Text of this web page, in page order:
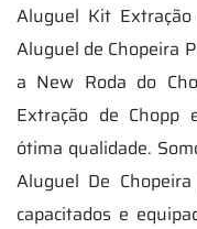
Aluguel Kit Extração
Aluguel de Chopeira
a New Roda do
Extração de Chopp
ótima qualidade.
Aluguel De
capacitados e